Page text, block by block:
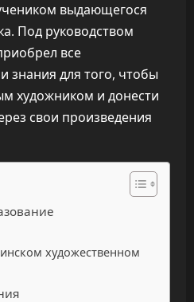
выдающегося
Под руководством
все
знания для того, чтобы
художником и донести
свои произведения
художественном